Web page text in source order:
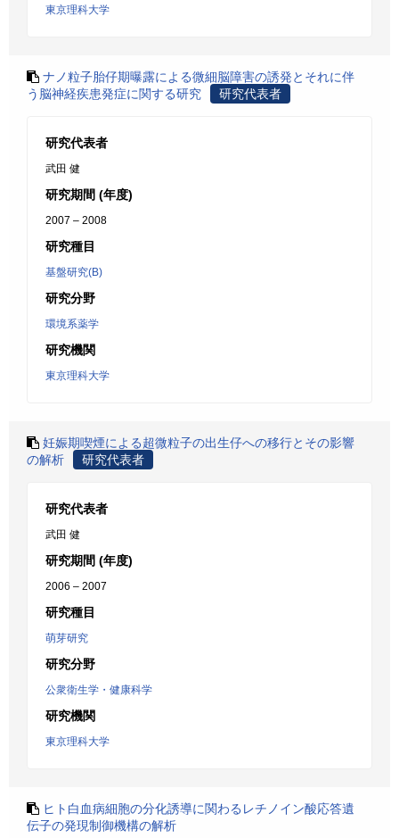
東京理科大学
ナノ粒子胎仔期曝露による微細脳障害の誘発とそれに伴
う脳神経疾患発症に関する研究
研究代表者
研究代表者
武田 健
研究期間 (年度)
2007 – 2008
研究種目
基盤研究(B)
研究分野
環境系薬学
研究機関
東京理科大学
妊娠期喫煙による超微粒子の出生仔への移行とその影響
の解析
研究代表者
研究代表者
武田 健
研究期間 (年度)
2006 – 2007
研究種目
萌芽研究
研究分野
公衆衛生学・健康科学
研究機関
東京理科大学
ヒト白血病細胞の分化誘導に関わるレチノイン酸応答遺
伝子の発現制御機構の解析